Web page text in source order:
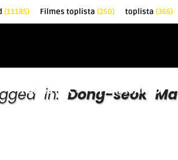
(11185) Filmes toplista (250) toplista (365)
TOPLISTÁK FILMAJÁNLÓ
in: Dong-seok Ma